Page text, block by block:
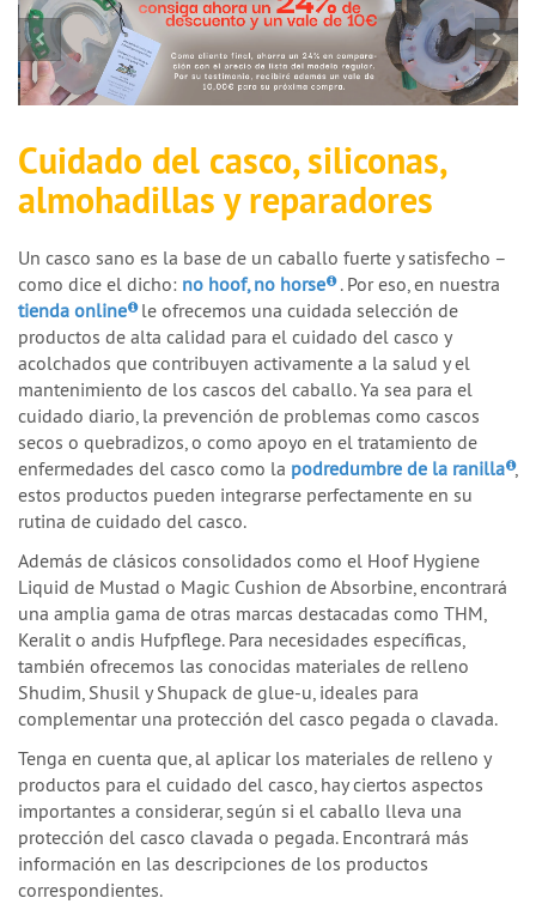
Cuidado del casco, siliconas,
almohadillas y reparadores
Un casco sano es la base de un caballo fuerte y satisfecho –
como dice el dicho: no hoof, no horse . Por eso, en nuestra
tienda online le ofrecemos una cuidada selección de
productos de alta calidad para el cuidado del casco y
acolchados que contribuyen activamente a la salud y el
mantenimiento de los cascos del caballo. Ya sea para el
cuidado diario, la prevención de problemas como cascos
secos o quebradizos, o como apoyo en el tratamiento de
enfermedades del casco como la podredumbre de la ranilla ,
estos productos pueden integrarse perfectamente en su
rutina de cuidado del casco.
Además de clásicos consolidados como el Hoof Hygiene
Liquid de Mustad o Magic Cushion de Absorbine, encontrará
una amplia gama de otras marcas destacadas como THM,
Keralit o andis Hufpflege. Para necesidades específicas,
también ofrecemos las conocidas materiales de relleno
Shudim, Shusil y Shupack de glue-u, ideales para
complementar una protección del casco pegada o clavada.
Tenga en cuenta que, al aplicar los materiales de relleno y
productos para el cuidado del casco, hay ciertos aspectos
importantes a considerar, según si el caballo lleva una
protección del casco clavada o pegada. Encontrará más
información en las descripciones de los productos
correspondientes.